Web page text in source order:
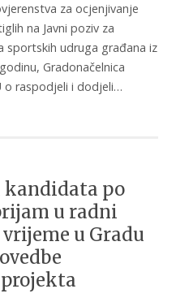
za ocjenjivanje
na Javni poziv za
udruga građana iz
Gradonačelnica
o raspodjeli i dodjeli…
kandidata po
u radni
u Gradu